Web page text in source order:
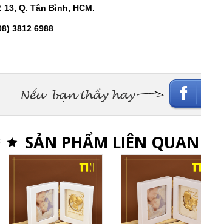
13, Q. Tân Bình, HCM.
3812 6988
SẢN PHẨM LIÊN QUAN